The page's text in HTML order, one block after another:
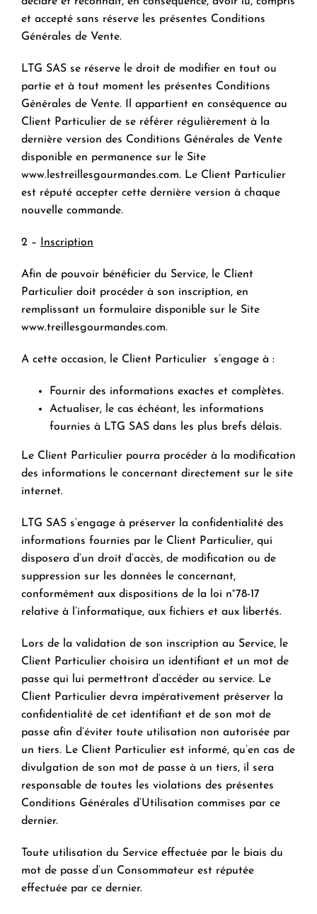
et accepté sans réserve les présentes Conditions
Générales de Vente.
LTG SAS se réserve le droit de modifier en tout ou
partie et à tout moment les présentes Conditions
Générales de Vente. Il appartient en conséquence au
Client Particulier de se référer régulièrement à la
dernière version des Conditions Générales de Vente
disponible en permanence sur le Site
www.lestreillesgourmandes.com. Le Client Particulier
est réputé accepter cette dernière version à chaque
nouvelle commande.
2 – Inscription
Afin de pouvoir bénéficier du Service, le Client
Particulier doit procéder à son inscription, en
remplissant un formulaire disponible sur le Site
www.treillesgourmandes.com.
A cette occasion, le Client Particulier s’engage à :
Fournir des informations exactes et complètes.
Actualiser, le cas échéant, les informations
fournies à LTG SAS dans les plus brefs délais.
Le Client Particulier pourra procéder à la modification
des informations le concernant directement sur le site
internet.
LTG SAS s’engage à préserver la confidentialité des
informations fournies par le Client Particulier, qui
disposera d’un droit d’accès, de modification ou de
suppression sur les données le concernant,
conformément aux dispositions de la loi n°78-17
relative à l’informatique, aux fichiers et aux libertés.
Lors de la validation de son inscription au Service, le
Client Particulier choisira un identifiant et un mot de
passe qui lui permettront d’accéder au service. Le
Client Particulier devra impérativement préserver la
confidentialité de cet identifiant et de son mot de
passe afin d’éviter toute utilisation non autorisée par
un tiers. Le Client Particulier est informé, qu’en cas de
divulgation de son mot de passe à un tiers, il sera
responsable de toutes les violations des présentes
Conditions Générales d’Utilisation commises par ce
dernier.
Toute utilisation du Service effectuée par le biais du
mot de passe d’un Consommateur est réputée
effectuée par ce dernier.